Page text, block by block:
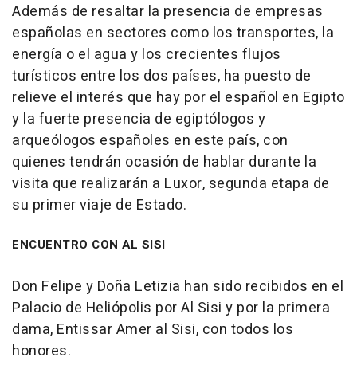
Además de resaltar la presencia de empresas
españolas en sectores como los transportes, la
energía o el agua y los crecientes flujos
turísticos entre los dos países, ha puesto de
relieve el interés que hay por el español en Egipto
y la fuerte presencia de egiptólogos y
arqueólogos españoles en este país, con
quienes tendrán ocasión de hablar durante la
visita que realizarán a Luxor, segunda etapa de
su primer viaje de Estado.
ENCUENTRO CON AL SISI
Don Felipe y Doña Letizia han sido recibidos en el
Palacio de Heliópolis por Al Sisi y por la primera
dama, Entissar Amer al Sisi, con todos los
honores.